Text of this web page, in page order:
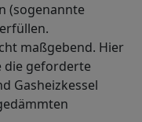
(sogenannte
maßgebend. Hier
die geforderte
Gasheizkessel